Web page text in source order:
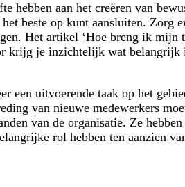
hebben aan het creëren van
beste op kunt aansluiten. Zorg
Het artikel ‘Hoe breng ik mijn
krijg je inzichtelijk wat belangrijk
een uitvoerende taak op het
van nieuwe medewerkers
van de organisatie. Ze
rol hebben ten aanzien